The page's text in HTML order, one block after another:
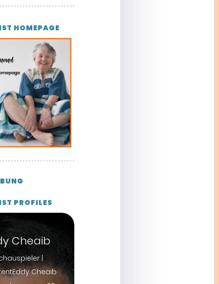
HOMEPAGE
PROFILES
Cheaib
|
Cheaib